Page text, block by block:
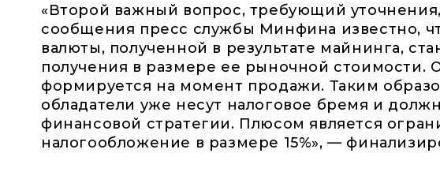
«Второй важный вопрос, требующий
сообщения пресс службы Минфина известно,
валюты, полученной в результате майнинга,
получения в размере ее рыночной стоимости.
формируется на момент продажи. Таким
обладатели уже несут налоговое бремя и
финансовой стратегии. Плюсом является
налогообложение в размере 15%», —